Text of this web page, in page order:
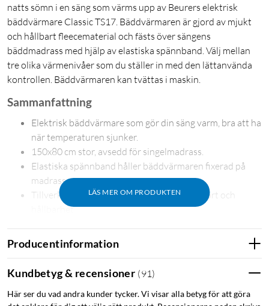
natts sömn i en säng som värms upp av Beurers elektrisk
bäddvärmare Classic TS17. Bäddvärmaren är gjord av mjukt
och hållbart fleecematerial och fästs över sängens
bäddmadrass med hjälp av elastiska spännband. Välj mellan
tre olika värmenivåer som du ställer in med den lättanvända
kontrollen. Bäddvärmaren kan tvättas i maskin.
LÄS MER OM PRODUKTEN
Sammanfattning
Elektrisk bäddvärmare som gör din säng varm, bra att ha
när temperaturen sjunker.
150x80 cm stor, avsedd för singelmadrass.
Elastiska spännband håller bäddvärmaren fixerad på
madrassen.
Tillverkad av mjukt fleecematerial för komfort och
hållbarhet.
3 temperaturnivåer som du ställer in med den
Säkerhetsfunktion som automatiskt stänger av
produkten vid risk för överhettning.
Kan tvättas i maskin i 30 °C.
Producentinformation
Kundbetyg & recensioner (91 )
Här ser du vad andra kunder tycker. Vi visar alla betyg för att göra